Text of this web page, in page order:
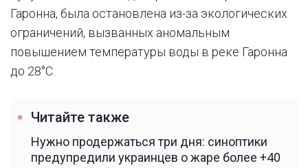
Гаронна, была остановлена из-за экологических
ограничений, вызванных аномальным
повышением температуры воды в реке Гаронна
до 28°C.
Читайте также
Нужно продержаться три дня: синоптики
предупредили украинцев о жаре более +40